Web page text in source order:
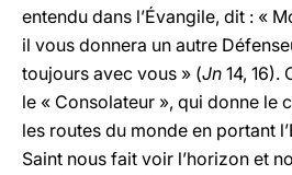
entendu dans l’Évangile, dit : «
il vous donnera un autre
toujours avec vous » (Jn 14, 16).
le « Consolateur », qui donne le
les routes du monde en portant
Saint nous fait voir l’horizon et